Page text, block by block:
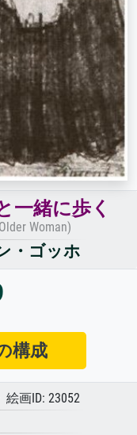
一緒に歩く
Woman)
・ゴッホ
構成
絵画ID: 23052